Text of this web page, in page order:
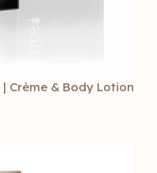
Crème & Body Lotion